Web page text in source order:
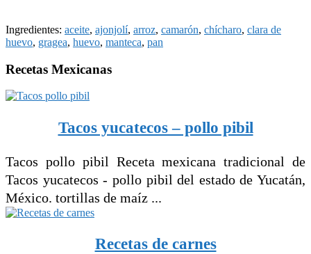
Ingredientes: aceite, ajonjolí, arroz, camarón, chícharo, clara de
huevo, gragea, huevo, manteca, pan
Recetas Mexicanas
Tacos yucatecos – pollo pibil
Tacos pollo pibil Receta mexicana tradicional de
Tacos yucatecos - pollo pibil del estado de Yucatán,
México. tortillas de maíz ...
Recetas de carnes